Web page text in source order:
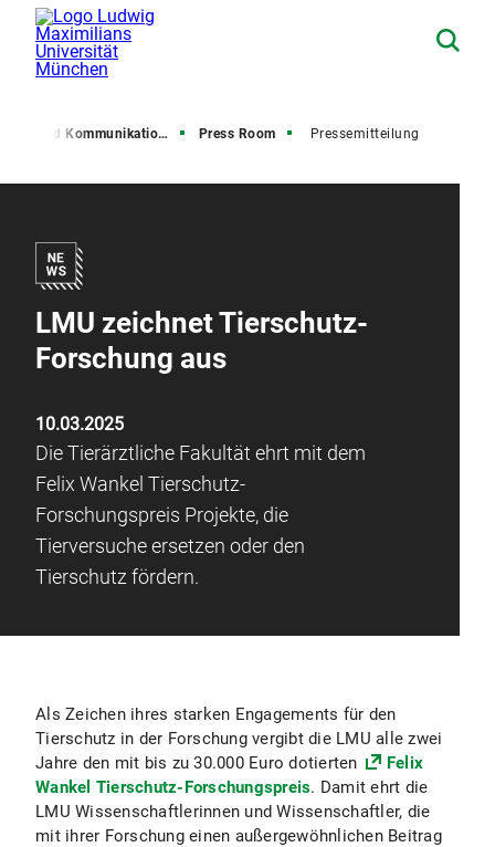
und Kommunikation (PuK) Press Room Pressemitteilung
LMU zeichnet Tierschutz-
Forschung aus
10.03.2025
Die Tierärztliche Fakultät ehrt mit dem
Felix Wankel Tierschutz-
Forschungspreis Projekte, die
Tierversuche ersetzen oder den
Tierschutz fördern.
Als Zeichen ihres starken Engagements für den
Tierschutz in der Forschung vergibt die LMU alle zwei
Jahre den mit bis zu 30.000 Euro dotierten
Felix
Wankel Tierschutz-Forschungspreis. Damit ehrt die
LMU Wissenschaftlerinnen und Wissenschaftler, die
mit ihrer Forschung einen außergewöhnlichen Beitrag